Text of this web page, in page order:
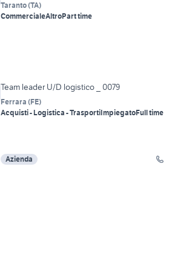
Taranto(TA)
CommercialeAltroPart time
Team leader U/D logistico _ 0079
Ferrara (FE)
Acquisti - Logistica - TrasportiImpiegatoFull time
Azienda